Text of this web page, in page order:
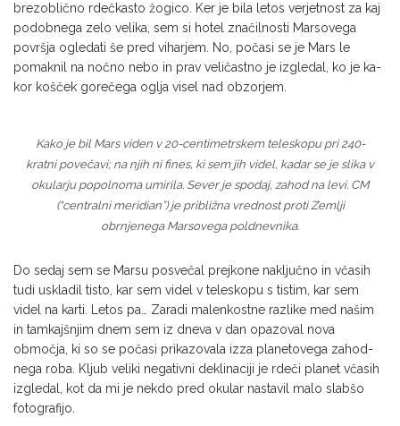
brezoblično rdečkasto žogi­co. Ker je bila letos verjetnost za kaj
podob­nega zelo velika, sem si hotel značilnosti Mar­sovega
površja ogledati še pred viharjem. No, počasi se je Mars le
pomaknil na nočno nebo in prav veličastno je izgledal, ko je ka­
kor košček gorečega oglja visel nad obzor­jem.
Kako je bil Mars viden v 20-centimetrskem teleskopu pri 240-
kratni povečavi; na njih ni fines, ki sem jih videl, kadar se je slika v
okularju popolnoma umirila. Sever je spodaj, zahod na levi. CM
(“centralni meridian”) je približna vrednost proti Zemlji
obrnjenega Marsovega poldnevnika.
Do sedaj sem se Marsu posvečal prejkone na­ključno in včasih
tudi uskladil tisto, kar sem videl v teleskopu s tistim, kar sem
videl na karti. Letos pa… Zaradi malenkostne razlike med našim
in tamkajšnjim dnem sem iz dne­va v dan opazoval nova
območja, ki so se počasi prikazovala izza planetovega zahod­
nega roba. Kljub veliki negativni deklinaciji je rdeči planet včasih
izgledal, kot da mi je nekdo pred okular nastavil malo slabšo
foto­grafijo.